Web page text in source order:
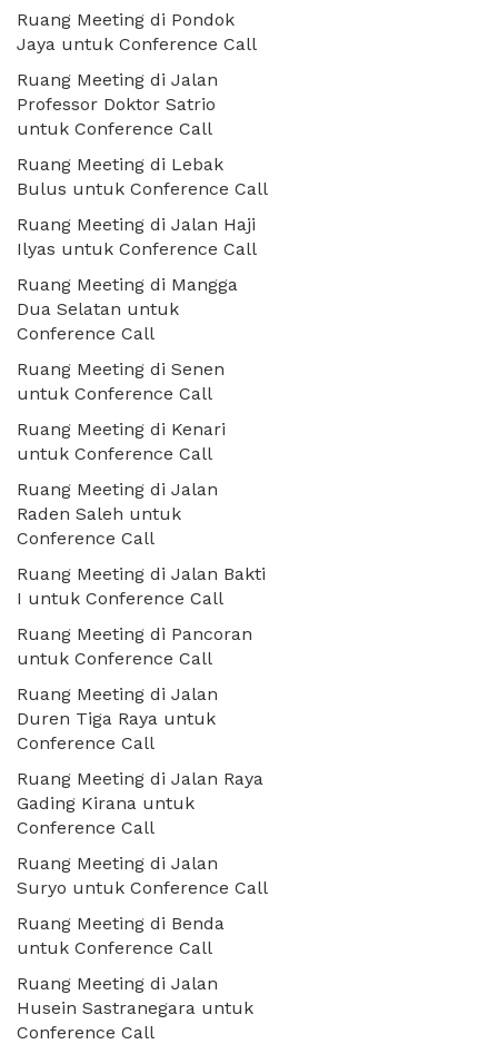
Ruang Meeting di Pondok
Jaya untuk Conference Call
Ruang Meeting di Jalan
Professor Doktor Satrio
untuk Conference Call
Ruang Meeting di Lebak
Bulus untuk Conference Call
Ruang Meeting di Jalan Haji
Ilyas untuk Conference Call
Ruang Meeting di Mangga
Dua Selatan untuk
Conference Call
Ruang Meeting di Senen
untuk Conference Call
Ruang Meeting di Kenari
untuk Conference Call
Ruang Meeting di Jalan
Raden Saleh untuk
Conference Call
Ruang Meeting di Jalan Bakti
I untuk Conference Call
Ruang Meeting di Pancoran
untuk Conference Call
Ruang Meeting di Jalan
Duren Tiga Raya untuk
Conference Call
Ruang Meeting di Jalan Raya
Gading Kirana untuk
Conference Call
Ruang Meeting di Jalan
Suryo untuk Conference Call
Ruang Meeting di Benda
untuk Conference Call
Ruang Meeting di Jalan
Husein Sastranegara untuk
Conference Call